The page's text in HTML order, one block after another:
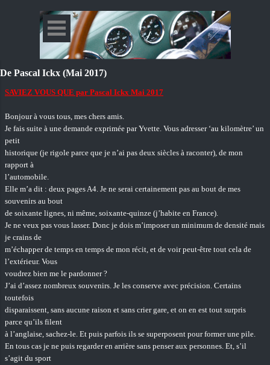
De Pascal Ickx (Mai 2017)
SAVIEZ VOUS QUE par Pascal Ickx Mai 2017
Bonjour à vous tous, mes chers amis.
Je fais suite à une demande exprimée par Yvette. Vous adresser ‘au kilomètre’ un
petit
historique (je rigole parce que je n’ai pas deux siècles à raconter), de mon
rapport à
l’automobile.
Elle m’a dit : deux pages A4. Je ne serai certainement pas au bout de mes
souvenirs au bout
de soixante lignes, ni même, soixante-quinze (j’habite en France).
Je ne veux pas vous lasser. Donc je dois m’imposer un minimum de densité mais
je crains de
m’échapper de temps en temps de mon récit, et de voir peut-être tout cela de
l’extérieur. Vous
voudrez bien me le pardonner ?
J’ai d’assez nombreux souvenirs. Je les conserve avec précision. Certains
toutefois
disparaissent, sans aucune raison et sans crier gare, et on en est tout surpris
parce qu’ils filent
à l’anglaise, sachez-le. Et puis parfois ils se superposent pour former une pile.
En tous cas je ne puis regarder en arrière sans penser aux personnes. Et, s’il
s’agit du sport